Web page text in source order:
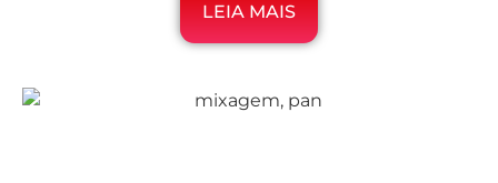
LEIA MAIS